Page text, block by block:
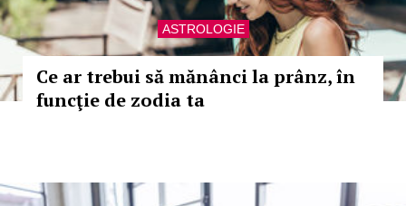
ASTROLOGIE
Ce ar trebui să mănânci la prânz, în
funcţie de zodia ta